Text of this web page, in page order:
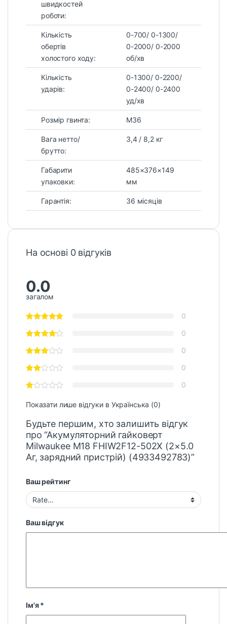
швидкостей
роботи:
Кількість
обертів
холостого ходу:
0-700/ 0-1300/
0-2000/ 0-2000
об/хв
Кількість
ударів:
0-1300/ 0-2200/
0-2400/ 0-2400
уд/хв
Розмір гвинта: M36
Вага нетто/
брутто:
3,4 / 8,2 кг
Габарити
упаковки:
485×376×149
мм
Гарантія: 36 місяців
На основі 0 відгуків
0.0
загалом
0
0
0
0
0
Показати лише відгуки в Українська (0)
Будьте першим, хто залишить відгук
про “Акумуляторний гайковерт
Milwaukee M18 FHIW2F12-502X (2×5.0
Аг, зарядний пристрій) (4933492783)”
Ваш рейтинг
Ваш відгук
Ім'я*